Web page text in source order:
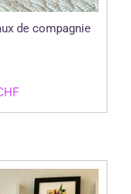
de compagnie
Plage
de
à
32.00 CHF